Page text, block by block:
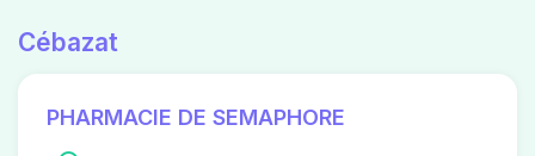
Cébazat
PHARMACIE DE SEMAPHORE